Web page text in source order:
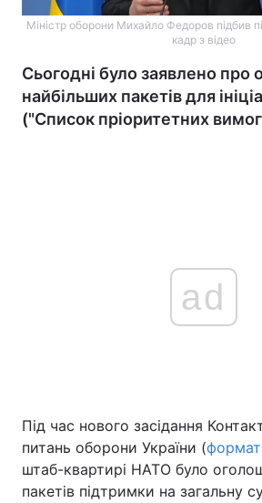
Міністр оборони Михайло Федоров підбив
кадр з відео
Сьогодні було заявлено про
найбільших пакетів для
("Список пріоритетних
ad
Під час нового засідання
питань оборони України (
штаб-квартирі НАТО було
пакетів підтримки на загальну